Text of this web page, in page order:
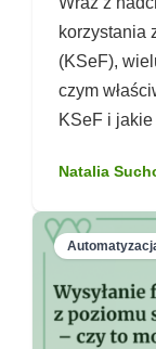
korzystania
(KSeF),
czym
KSeF i
Natalia